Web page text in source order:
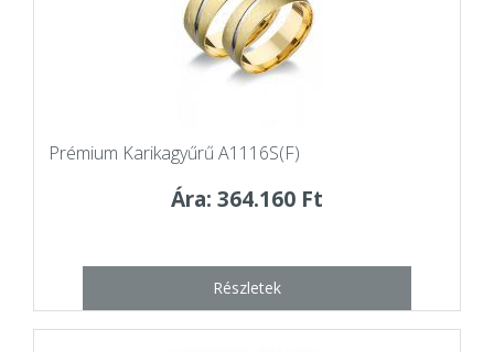
Prémium Karikagyűrű A1116S(F)
Ára: 364.160 Ft
Részletek